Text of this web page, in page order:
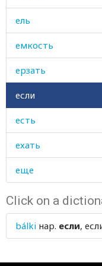
ель
емкость
ерзать
если
есть
ехать
еще
Click on a
bálki нар. если,